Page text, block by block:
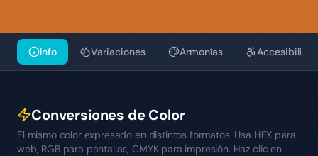
Info Variaciones Armonías
Conversiones de Color
El mismo color expresado en distintos formatos. Usa HEX para
web, RGB para pantallas, CMYK para impresión. Haz clic en